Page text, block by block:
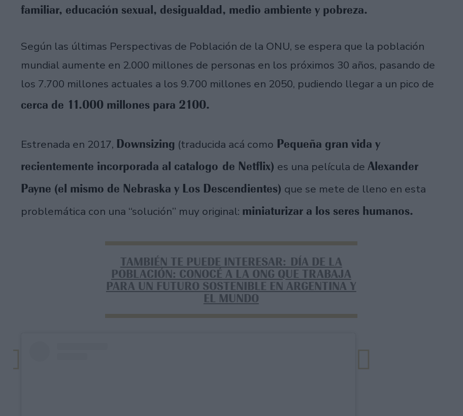
familiar, educación sexual, desigualdad, medio ambiente y pobreza.
Según las últimas Perspectivas de Población de la ONU, se espera que la población
mundial aumente en 2.000 millones de personas en los próximos 30 años, pasando de
los 7.700 millones actuales a los 9.700 millones en 2050, pudiendo llegar a un pico de
cerca de 11.000 millones para 2100.
Estrenada en 2017, Downsizing (traducida acá como Pequeña gran vida y
recientemente incorporada al catalogo de Netflix) es una película de Alexander
Payne (el mismo de Nebraska y Los Descendientes) que se mete de lleno en esta
problemática con una “solución” muy original: miniaturizar a los seres humanos.
TAMBIÉN TE PUEDE INTERESAR: DÍA DE LA
POBLACIÓN: CONOCÉ A LA ONG QUE TRABAJA
PARA UN FUTURO SOSTENIBLE EN ARGENTINA Y
EL MUNDO